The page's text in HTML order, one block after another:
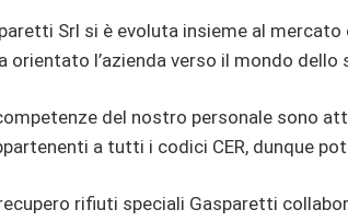
Srl si è evoluta insieme al
orientato l’azienda verso il mondo
del nostro personale sono
a tutti i codici CER, dunque
recupero rifiuti speciali Gasparetti